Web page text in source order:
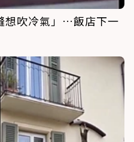
想吹冷氣」…飯店下一